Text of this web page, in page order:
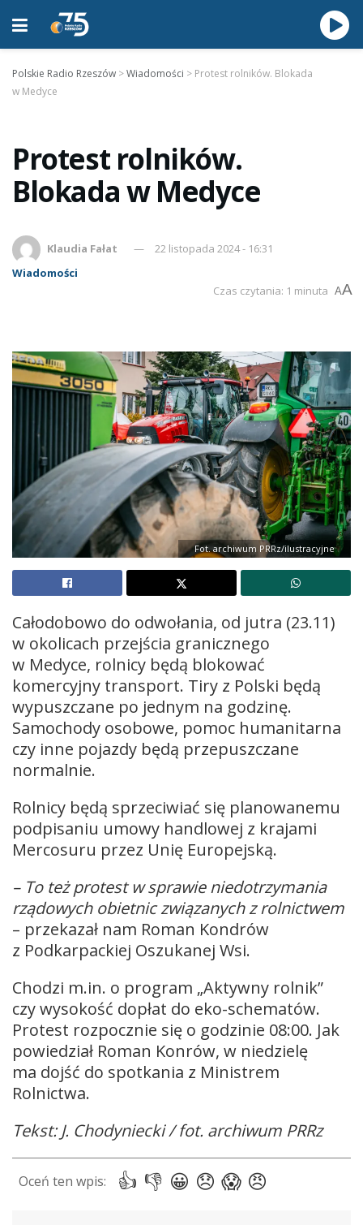
Polskie Radio Rzeszów >Wiadomości > Protest rolników. Blokada
w Medyce
Protest rolników.
Blokada w Medyce
Klaudia Fałat
22 listopada 2024 - 16:31
Wiadomości
Czas czytania: 1 minuta AA
Fot. archiwum PRRz/ilustracyjne
Całodobowo do odwołania, od jutra (23.11)
w okolicach przejścia granicznego
w Medyce, rolnicy będą blokować
komercyjny transport. Tiry z Polski będą
wypuszczane po jednym na godzinę.
Samochody osobowe, pomoc humanitarna
czy inne pojazdy będą przepuszczane
normalnie.
Rolnicy będą sprzeciwiać się planowanemu
podpisaniu umowy handlowej z krajami
Mercosuru przez Unię Europejską.
– To też protest w sprawie niedotrzymania
rządowych obietnic związanych z rolnictwem
– przekazał nam Roman Kondrów
z Podkarpackiej Oszukanej Wsi.
Chodzi m.in. o program „Aktywny rolnik”
czy wysokość dopłat do eko-schematów.
Protest rozpocznie się o godzinie 08:00. Jak
powiedział Roman Konrów, w niedzielę
ma dojść do spotkania z Ministrem
Rolnictwa.
Tekst: J. Chodyniecki / fot. archiwum PRRz